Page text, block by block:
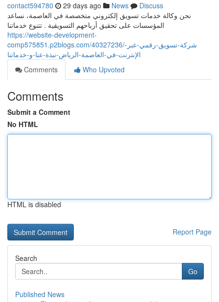
contact594780 29 days ago News
Discuss
نحن وكالة خدمات تسويق إلكتروني متخصصة في العاصمة، نساعد
المؤسسات على تحقيق أرباحهم التسويقية . تتنوع خدماتنا
https://website-development-
comp575851.p2blogs.com/40327236/شركة-تسويق-رقمي-عبر-
الإنترنت-في-العاصمة-الرياض-نبذة-عنا-و-خدماتنا
Comments
Who Upvoted
Comments
Submit a Comment
No HTML
HTML is disabled
Report Page
Search
Go
Published News